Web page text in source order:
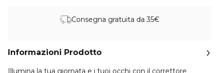
Consegna gratuita da 35€
Informazioni Prodotto
Illumina la tua giornata e i tuoi occhi con il correttore